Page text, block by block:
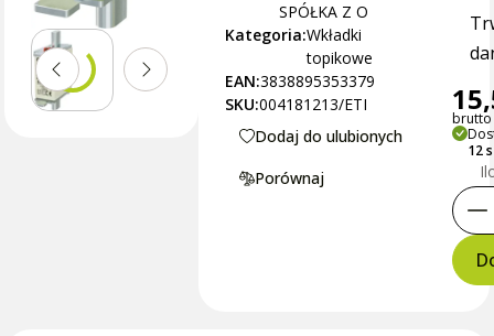
SPÓŁKA Z O
Kategoria:Wkładki
topikowe
EAN:3838895353379
SKU:004181213/ETI
Dodaj do ulubionych
Porównaj
brutto
12